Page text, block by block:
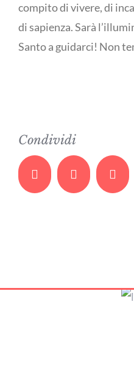
compito di vivere, di
di sapienza. Sarà
Santo a guidarci! Non
Condividi
Facebook Twitter